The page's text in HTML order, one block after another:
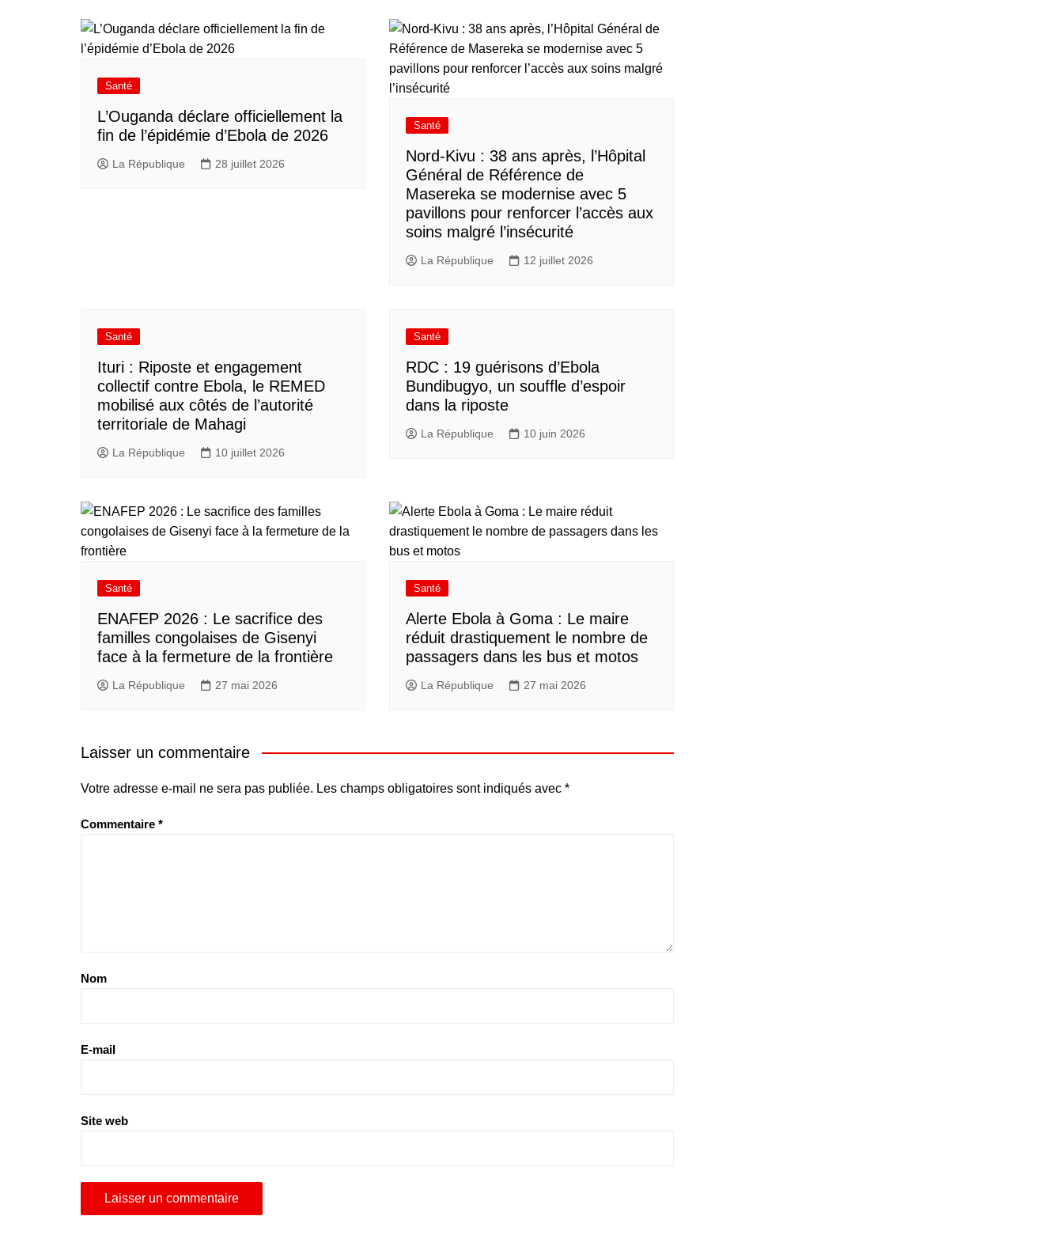
Santé
L’Ouganda déclare officiellement la
fin de l’épidémie d’Ebola de 2026
La République 28 juillet 2026
Santé
Nord-Kivu : 38 ans après, l’Hôpital
Général de Référence de
Masereka se modernise avec 5
pavillons pour renforcer l’accès aux
soins malgré l’insécurité
La République 12 juillet 2026
Santé
Ituri : Riposte et engagement
collectif contre Ebola, le REMED
mobilisé aux côtés de l’autorité
territoriale de Mahagi
La République 10 juillet 2026
Santé
RDC : 19 guérisons d’Ebola
Bundibugyo, un souffle d’espoir
dans la riposte
La République 10 juin 2026
Santé
ENAFEP 2026 : Le sacrifice des
familles congolaises de Gisenyi
face à la fermeture de la frontière
La République 27 mai 2026
Santé
Alerte Ebola à Goma : Le maire
réduit drastiquement le nombre de
passagers dans les bus et motos
La République 27 mai 2026
Laisser un commentaire
Votre adresse e-mail ne sera pas publiée. Les champs obligatoires sont indiqués avec *
Commentaire *
Nom
E-mail
Site web